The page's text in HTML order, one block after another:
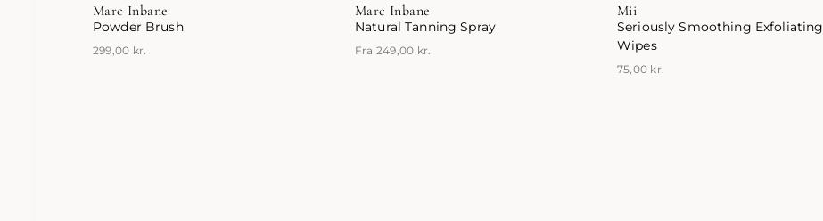
Marc Inbane
Powder Brush
299,00 kr.
Marc Inbane
Natural Tanning Spray
Fra 249,00 kr.
Mii
Seriously Smoothing Exfoliating
Wipes
75,00 kr.